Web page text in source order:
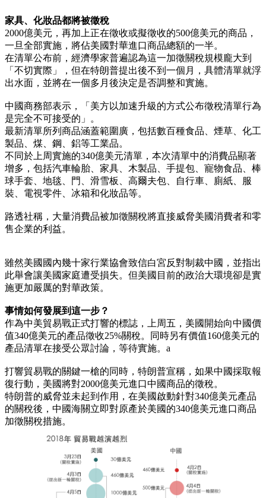
家具、化妝品都將被徵稅
2000億美元，再加上正在徵收或擬徵收的500億美元的商品，
一旦全部實施，將佔美國對華進口商品總額的一半。
在清單公布前，經濟學家普遍認為這一加徵關稅規模龐大到
「不切實際」，但在特朗普提出後不到一個月，具體清單就浮
出水面，並將在一個多月後決定是否調整和實施。
中國商務部表示，「美方以加速升級的方式公布徵稅清單行為
是完全不可接受的」。
最新清單所列商品涵蓋範圍廣，包括數百種食品、煙草、化工
製品、煤、鋼、鋁等工業品。
不同於上周實施的340億美元清單，本次清單中的消費品顯著
增多，包括汽車輪胎、家具、木製品、手提包、寵物食品、棒
球手套、地毯、門、滑雪板、高爾夫包、自行車、廁紙、服
裝、電視零件、冰箱和化妝品等。
路透社稱，大量消費品被加徵關稅將直接威脅美國消費者和零
售企業的利益。
雖然美國國內幾十家行業協會致信白宮反對制裁中國，並指出
此舉會讓美國家庭遭受損失。但美國目前的政治大環境卻是實
施更加嚴厲的對華政策。
事情如何發展到這一步？
作為中美貿易戰正式打響的標誌，上周五，美國開始向中國價
值340億美元的產品徵收25%關稅。同時另有價值160億美元的
產品清單在接受公眾討論，等待實施。a
打響貿易戰的關鍵一槍的同時，特朗普宣稱，如果中國採取報
復行動，美國將對2000億美元進口中國商品的徵稅。
特朗普的威脅並未起到作用，在美國啟動針對340億美元產品
的關稅後，中國海關立即對原產於美國的340億美元進口商品
加徵關稅措施。